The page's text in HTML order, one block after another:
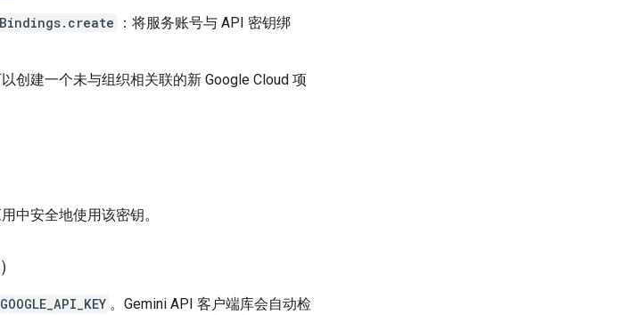
：将服务账号与 API 密钥绑
创建一个未与组织相关联的新 Google Cloud 项
中安全地使用该密钥。
GOOGLE_API_KEY 。Gemini API 客户端库会自动检